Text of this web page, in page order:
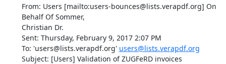
From: Users [mailto:users-bounces@lists.verapdf.org] On
Behalf Of Sommer,
Christian Dr.
Sent: Thursday, February 9, 2017 2:07 PM
To: 'users@lists.verapdf.org' users@lists.verapdf.org
Subject: [Users] Validation of ZUGFeRD invoices